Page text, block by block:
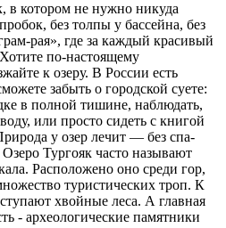
в котором не нужно никуда
без толпы у бассейна, без
рая», где за каждый красивый
по-настоящему
к озеру. В России есть
забыть о городской суете:
в полной тишине, наблюдать,
или просто сидеть с книгой
у озер лечит — без спа-
Тургояк часто называют
Расположено оно среди гор,
туристических троп. К
хвойные леса. А главная
- археологические памятники